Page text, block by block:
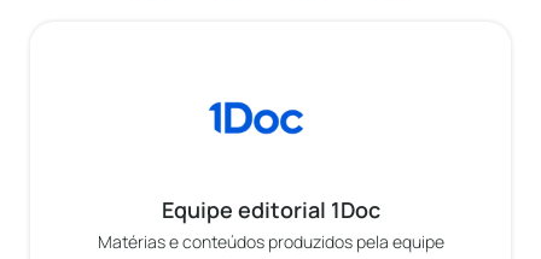
Equipe editorial 1Doc
Matérias e conteúdos produzidos pela equipe